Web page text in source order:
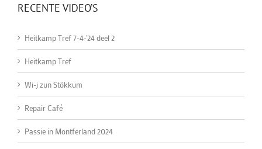
RECENTE VIDEO’S
Heitkamp Tref 7-4-'24 deel 2
Heitkamp Tref
Wi-j zun Stökkum
Repair Café
Passie in Montferland 2024